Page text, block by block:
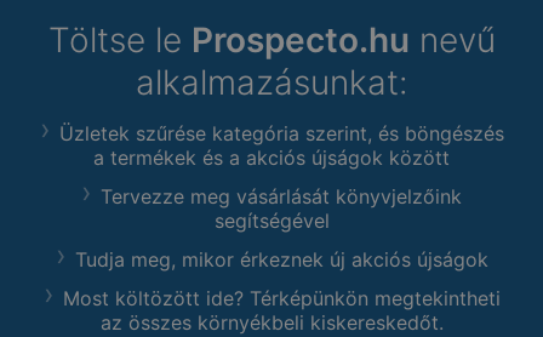
Töltse le Prospecto.hu nevű
alkalmazásunkat:
Üzletek szűrése kategória szerint, és böngészés
a termékek és a akciós újságok között
Tervezze meg vásárlását könyvjelzőink
segítségével
Tudja meg, mikor érkeznek új akciós újságok
Most költözött ide? Térképünkön megtekintheti
az összes környékbeli kiskereskedőt.